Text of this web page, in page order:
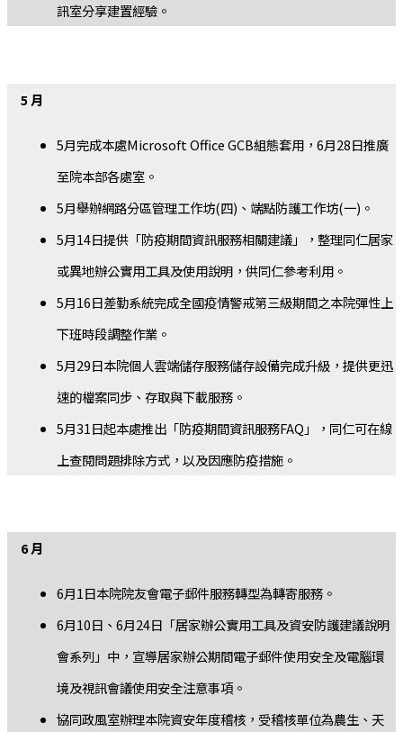
訊室分享建置經驗。
5 月
5月完成本處Microsoft Office GCB組態套用，6月28日推廣
至院本部各處室。
5月舉辦網路分區管理工作坊(四)、端點防護工作坊(一)。
5月14日提供「防疫期間資訊服務相關建議」，整理同仁居家
或異地辦公實用工具及使用說明，供同仁參考利用。
5月16日差勤系統完成全國疫情警戒第三級期間之本院彈性上
下班時段調整作業。
5月29日本院個人雲端儲存服務儲存設備完成升級，提供更迅
速的檔案同步、存取與下載服務。
5月31日起本處推出「防疫期間資訊服務FAQ」，同仁可在線
上查閱問題排除方式，以及因應防疫措施。
6 月
6月1日本院院友會電子郵件服務轉型為轉寄服務。
6月10日、6月24日「居家辦公實用工具及資安防護建議說明
會系列」中，宣導居家辦公期間電子郵件使用安全及電腦環
境及視訊會議使用安全注意事項。
協同政風室辦理本院資安年度稽核，受稽核單位為農生、天